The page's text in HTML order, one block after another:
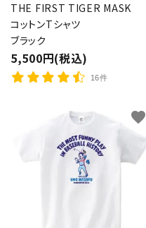
THE FIRST TIGER MASK
コットンTシャツ
ブラック
5,500円(税込)
16件
favorite